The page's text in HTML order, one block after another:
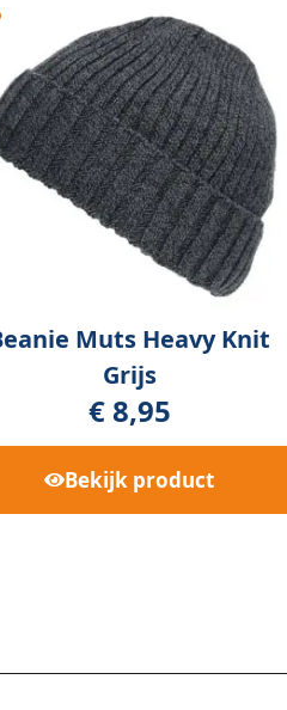
Muts Heavy Knit
Grijs
€8,95
Bekijk product